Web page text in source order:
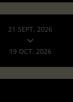
21 SEPT. 2026
19 OCT. 2026